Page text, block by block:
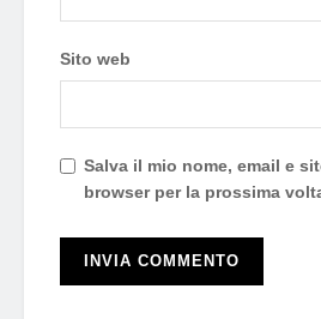
Sito web
Salva il mio nome, email e
browser per la prossima